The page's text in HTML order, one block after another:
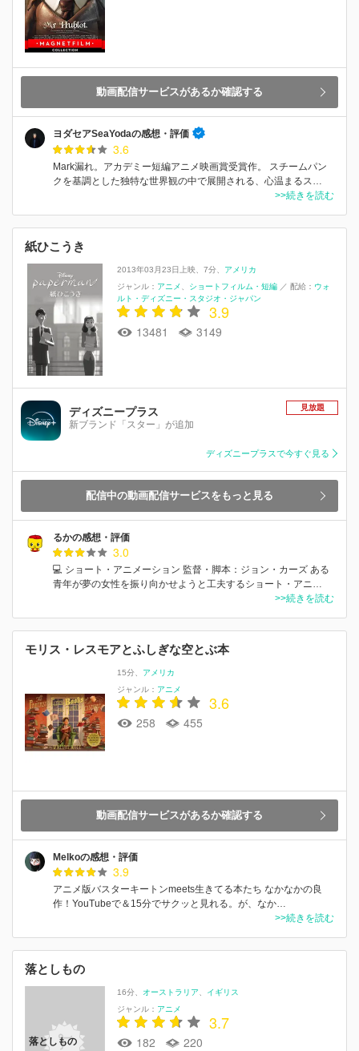
動画配信サービスがあるか確認する
ヨダセアSeaYodaの感想・評価
3.6
Mark漏れ。アカデミー短編アニメ映画賞受賞作。 スチームパン
クを基調とした独特な世界観の中で展開される、心温まるス…
>>続きを読む
紙ひこうき
2013年03月23日上映 7分
アメリカ
ジャンル： アニメ ショートフィルム・短編 ／ 配給： ウォ
ルト・ディズニー・スタジオ・ジャパン
3.9
13481 3149
ディズニープラス
新ブランド「スター」が追加
見放題
ディズニープラスで今すぐ見る
配信中の動画配信サービスをもっと見る
るかの感想・評価
3.0
💻 ショート・アニメーション 監督・脚本：ジョン・カーズ ある
青年が夢の女性を振り向かせようと工夫するショート・アニ…
>>続きを読む
モリス・レスモアとふしぎな空とぶ本
15分
アメリカ
ジャンル： アニメ
3.6
258 455
動画配信サービスがあるか確認する
Melkoの感想・評価
3.9
アニメ版バスターキートンmeets生きてる本たち なかなかの良
作！YouTubeで＆15分でサクッと見れる。が、なか…
>>続きを読む
落としもの
落としもの
16分 オーストラリア
イギリス
ジャンル： アニメ
3.7
182 220